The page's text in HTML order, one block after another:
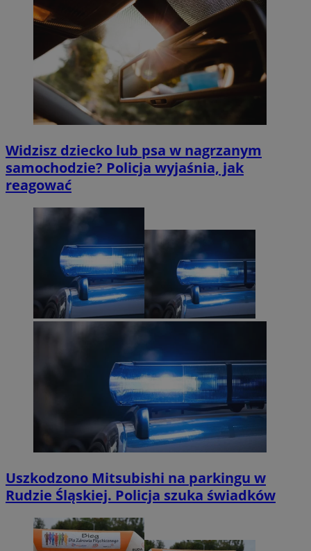
Widzisz dziecko lub psa w nagrzanym
samochodzie? Policja wyjaśnia, jak
reagować
Uszkodzono Mitsubishi na parkingu w
Rudzie Śląskiej. Policja szuka świadków